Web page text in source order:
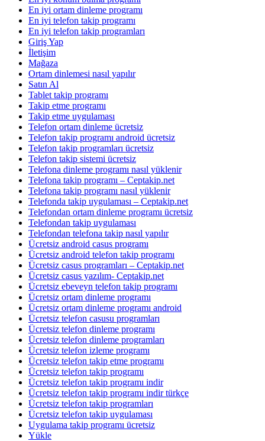
En iyi ortam dinleme programı
En iyi telefon takip programı
En iyi telefon takip programları
Giriş Yap
İletişim
Mağaza
Ortam dinlemesi nasıl yapılır
Satın Al
Tablet takip programı
Takip etme programı
Takip etme uygulaması
Telefon ortam dinleme ücretsiz
Telefon takip programı android ücretsiz
Telefon takip programları ücretsiz
Telefon takip sistemi ücretsiz
Telefona dinleme programı nasıl yüklenir
Telefona takip programı – Ceptakip.net
Telefona takip programı nasıl yüklenir
Telefonda takip uygulaması – Ceptakip.net
Telefondan ortam dinleme programı ücretsiz
Telefondan takip uygulaması
Telefondan telefona takip nasıl yapılır
Ücretsiz android casus programı
Ücretsiz android telefon takip programı
Ücretsiz casus programları – Ceptakip.net
Ücretsiz casus yazılım- Ceptakip.net
Ücretsiz ebeveyn telefon takip programı
Ücretsiz ortam dinleme programı
Ücretsiz ortam dinleme programı android
Ücretsiz telefon casusu programları
Ücretsiz telefon dinleme programı
Ücretsiz telefon dinleme programları
Ücretsiz telefon izleme programı
Ücretsiz telefon takip etme programı
Ücretsiz telefon takip programı
Ücretsiz telefon takip programı indir
Ücretsiz telefon takip programı indir türkçe
Ücretsiz telefon takip programları
Ücretsiz telefon takip uygulaması
Uygulama takip programı ücretsiz
Yükle